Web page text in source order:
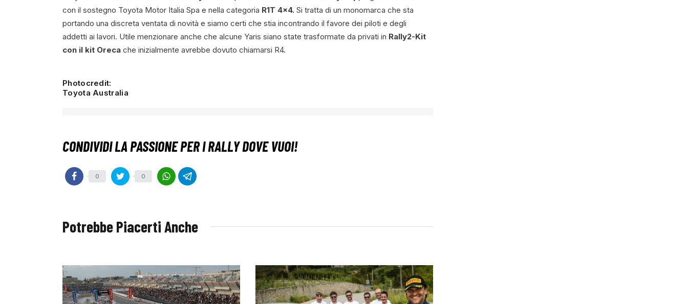
con il sostegno Toyota Motor Italia Spa e nella categoria R1T 4×4. Si tratta di un monomarca che sta
portando una discreta ventata di novità e siamo certi che stia incontrando il favore dei piloti e degli
addetti ai lavori. Utile menzionare anche che alcune Yaris siano state trasformate da privati in Rally2-Kit
con il kit Oreca che inizialmente avrebbe dovuto chiamarsi R4.
Photocredit:
Toyota Australia
0 0
Potrebbe Piacerti Anche